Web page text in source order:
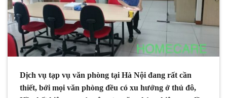
Dịch vụ tạp vụ văn phòng tại Hà Nội đang rất cần
thiết, bới mọi văn phòng đều có xu hướng ở thủ đô,